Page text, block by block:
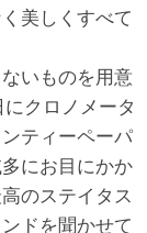
美しくすべて
いものを用意
クロノメータ
ティーペーパ
にお目にかか
のステイタス
ドを聞かせて